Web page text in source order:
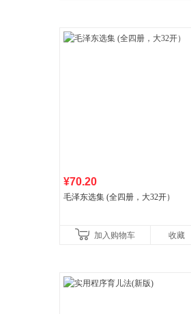
¥70.20
毛泽东选集 (全四册，大32开）
加入购物车 收藏